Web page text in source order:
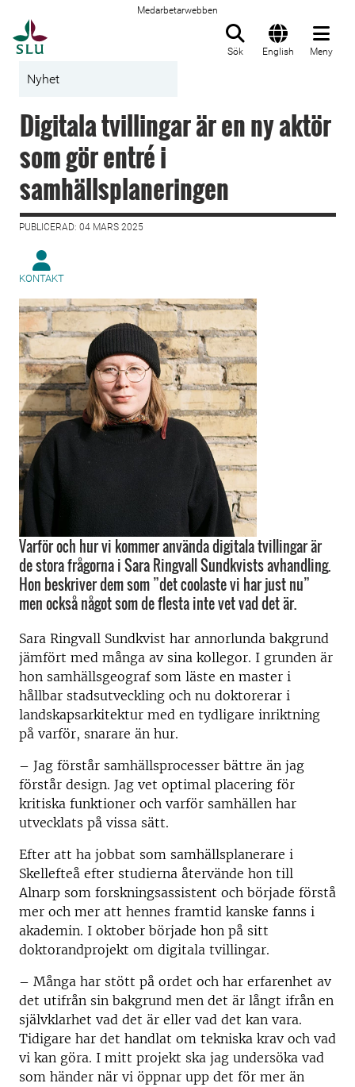
Medarbetarwebben
Sök English Meny
Nyhet
Digitala tvillingar är en ny aktör
som gör entré i
samhällsplaneringen
PUBLICERAD: 04 MARS 2025
KONTAKT
Varför och hur vi kommer använda digitala tvillingar är
de stora frågorna i Sara Ringvall Sundkvists avhandling.
Hon beskriver dem som ”det coolaste vi har just nu”
men också något som de flesta inte vet vad det är.
Sara Ringvall Sundkvist har annorlunda bakgrund
jämfört med många av sina kollegor. I grunden är
hon samhällsgeograf som läste en master i
hållbar stadsutveckling och nu doktorerar i
landskapsarkitektur med en tydligare inriktning
på varför, snarare än hur.
– Jag förstår samhällsprocesser bättre än jag
förstår design. Jag vet optimal placering för
kritiska funktioner och varför samhällen har
utvecklats på vissa sätt.
Efter att ha jobbat som samhällsplanerare i
Skellefteå efter studierna återvände hon till
Alnarp som forskningsassistent och började förstå
mer och mer att hennes framtid kanske fanns i
akademin. I oktober började hon på sitt
doktorandprojekt om digitala tvillingar.
– Många har stött på ordet och har erfarenhet av
det utifrån sin bakgrund men det är långt ifrån en
självklarhet vad det är eller vad det kan vara.
Tidigare har det handlat om tekniska krav och vad
vi kan göra. I mitt projekt ska jag undersöka vad
som händer när vi öppnar upp det för mer än